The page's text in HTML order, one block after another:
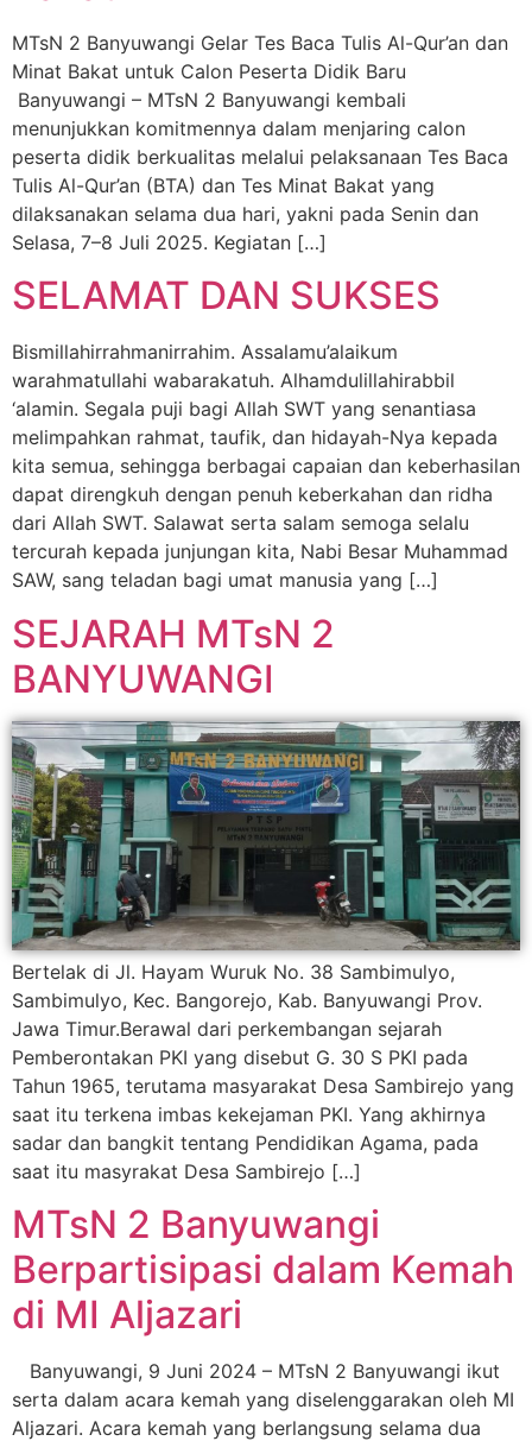
MTsN 2 Banyuwangi Gelar Tes Baca Tulis Al-Qur’an dan
Minat Bakat untuk Calon Peserta Didik Baru
Banyuwangi – MTsN 2 Banyuwangi kembali
menunjukkan komitmennya dalam menjaring calon
peserta didik berkualitas melalui pelaksanaan Tes Baca
Tulis Al-Qur’an (BTA) dan Tes Minat Bakat yang
dilaksanakan selama dua hari, yakni pada Senin dan
Selasa, 7–8 Juli 2025. Kegiatan […]
SELAMAT DAN SUKSES
Bismillahirrahmanirrahim. Assalamu’alaikum
warahmatullahi wabarakatuh. Alhamdulillahirabbil
‘alamin. Segala puji bagi Allah SWT yang senantiasa
melimpahkan rahmat, taufik, dan hidayah-Nya kepada
kita semua, sehingga berbagai capaian dan keberhasilan
dapat direngkuh dengan penuh keberkahan dan ridha
dari Allah SWT. Salawat serta salam semoga selalu
tercurah kepada junjungan kita, Nabi Besar Muhammad
SAW, sang teladan bagi umat manusia yang […]
SEJARAH MTsN 2
BANYUWANGI
Bertelak di Jl. Hayam Wuruk No. 38 Sambimulyo,
Sambimulyo, Kec. Bangorejo, Kab. Banyuwangi Prov.
Jawa Timur.Berawal dari perkembangan sejarah
Pemberontakan PKI yang disebut G. 30 S PKI pada
Tahun 1965, terutama masyarakat Desa Sambirejo yang
saat itu terkena imbas kekejaman PKI. Yang akhirnya
sadar dan bangkit tentang Pendidikan Agama, pada
saat itu masyrakat Desa Sambirejo […]
MTsN 2 Banyuwangi
Berpartisipasi dalam Kemah
di MI Aljazari
Banyuwangi, 9 Juni 2024 – MTsN 2 Banyuwangi ikut
serta dalam acara kemah yang diselenggarakan oleh MI
Aljazari. Acara kemah yang berlangsung selama dua